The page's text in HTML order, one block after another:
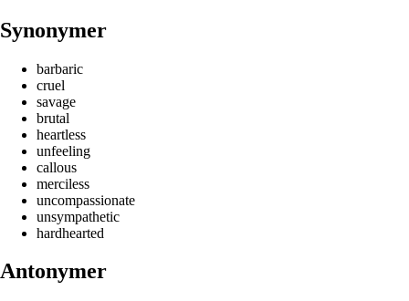
Synonymer
barbaric
cruel
savage
brutal
heartless
unfeeling
callous
merciless
uncompassionate
unsympathetic
hardhearted
Antonymer